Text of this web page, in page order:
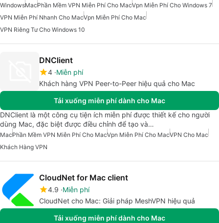
WindowsMacPhần Mềm VPN Miễn Phí Cho MacVpn Miễn Phí Cho Windows 7
VPN Miễn Phí Nhanh Cho MacVpn Miễn Phí Cho Mac
VPN Riêng Tư Cho Windows 10
DNClient
4 Miễn phí
Khách hàng VPN Peer-to-Peer hiệu quả cho Mac
Tải xuống miễn phí dành cho Mac
DNClient là một công cụ tiện ích miễn phí được thiết kế cho người
dùng Mac, đặc biệt được điều chỉnh để tạo và…
MacPhần Mềm VPN Miễn Phí Cho MacVpn Miễn Phí Cho MacVPN Cho Mac
Khách Hàng VPN
CloudNet for Mac client
4.9 Miễn phí
CloudNet cho Mac: Giải pháp MeshVPN hiệu quả
Tải xuống miễn phí dành cho Mac